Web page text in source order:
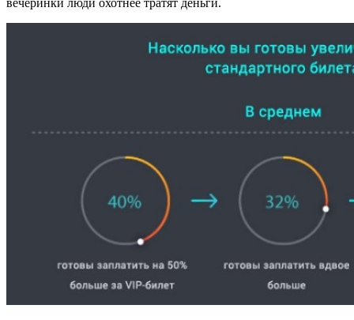
вечеринки люди охотнее тратят деньги.